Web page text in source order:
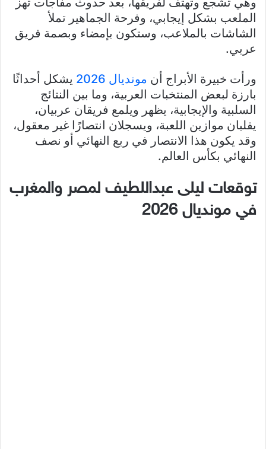
الملعب بشكل إيجابي، وفرحة الجماهير تملأ
الشاشات بالملاعب، وستكون بإمضاء وبصمة فريق
عربي.
ورأت خبيرة الأبراج أن مونديال 2026
يشكل أحداثًا
بارزة لبعض المنتخبات العربية، وما بين النتائج
السلبية والإيجابية، يظهر ويلمع فريقان عربيان،
يقلبان موازين اللعبة، ويسجلان انتصارًا غير معقول،
وقد يكون هذا الانتصار في ربع النهائي أو نصف
النهائي بكأس العالم.
توقعات ليلى عبداللطيف لمصر والمغرب
في مونديال 2026